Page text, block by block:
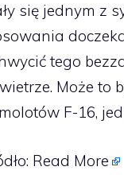
się jednym z
tego
Może to
F-16,
Read More